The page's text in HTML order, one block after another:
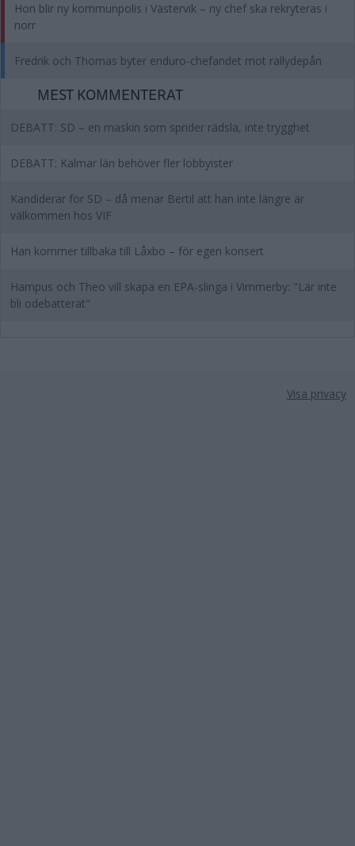
Hon blir ny kommunpolis i Västervik – ny chef ska rekryteras i
norr
Fredrik och Thomas byter enduro-chefandet mot rallydepån
MEST KOMMENTERAT
DEBATT: SD – en maskin som sprider rädsla, inte trygghet
DEBATT: Kalmar län behöver fler lobbyister
Kandiderar för SD – då menar Bertil att han inte längre är
välkommen hos VIF
Han kommer tillbaka till Låxbo – för egen konsert
Hampus och Theo vill skapa en EPA-slinga i Vimmerby: "Lär inte
bli odebatterat"
Visa privacy